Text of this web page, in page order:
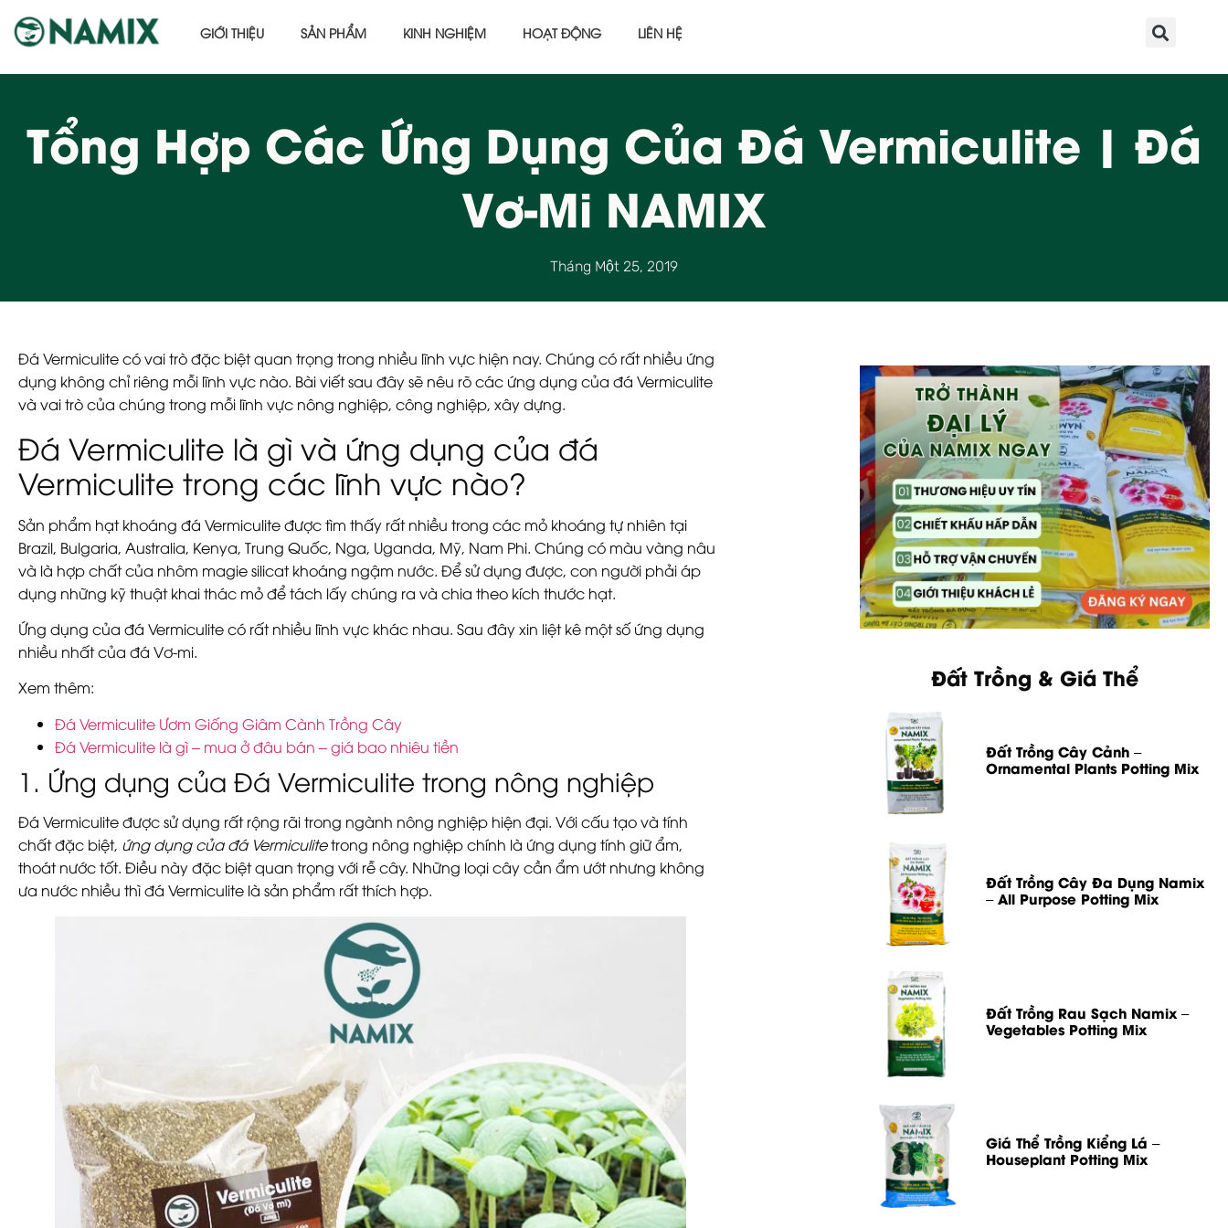
GIỚI THIỆU SẢN PHẨM KINH NGHIỆM HOẠT ĐỘNG LIÊN HỆ
Tổng Hợp Các Ứng Dụng Của Đá Vermiculite | Đá
Vơ-Mi NAMIX
Tháng Một 25, 2019
Đá Vermiculite có vai trò đặc biệt quan trọng trong nhiều lĩnh vực hiện nay. Chúng có rất nhiều ứng
dụng không chỉ riêng mỗi lĩnh vực nào. Bài viết sau đây sẽ nêu rõ các ứng dụng của đá Vermiculite
và vai trò của chúng trong mỗi lĩnh vực nông nghiệp, công nghiệp, xây dựng.
Đá Vermiculite là gì và ứng dụng của đá
Vermiculite trong các lĩnh vực nào?
Sản phẩm hạt khoáng đá Vermiculite được tìm thấy rất nhiều trong các mỏ khoáng tự nhiên tại
Brazil, Bulgaria, Australia, Kenya, Trung Quốc, Nga, Uganda, Mỹ, Nam Phi. Chúng có màu vàng nâu
và là hợp chất của nhôm magie silicat khoáng ngậm nước. Để sử dụng được, con người phải áp
dụng những kỹ thuật khai thác mỏ để tách lấy chúng ra và chia theo kích thước hạt.
Ứng dụng của đá Vermiculitecó rất nhiều lĩnh vực khác nhau. Sau đây xin liệt kê một số ứng dụng
nhiều nhất của đá Vơ-mi.
Xem thêm:
Đá Vermiculite Ươm Giống Giâm Cành Trồng Cây
Đá Vermiculite là gì – mua ở đâu bán – giá bao nhiêu tiền
1. Ứng dụng của Đá Vermiculite trong nông nghiệp
Đá Vermiculite được sử dụng rất rộng rãi trong ngành nông nghiệp hiện đại. Với cấu tạo và tính
chất đặc biệt, ứng dụng của đá Vermiculitetrong nông nghiệp chính là ứng dụng tính giữ ẩm,
thoát nước tốt. Điều này đặc biệt quan trọng với rễ cây. Những loại cây cần ẩm ướt nhưng không
ưa nước nhiều thì đá Vermiculite là sản phẩm rất thích hợp.
Đất Trồng & Giá Thể
Đất Trồng Cây Cảnh –
Ornamental Plants Potting Mix
Đất Trồng Cây Đa Dụng Namix
– All Purpose Potting Mix
Đất Trồng Rau Sạch Namix –
Vegetables Potting Mix
Giá Thể Trồng Kiểng Lá –
Houseplant Potting Mix